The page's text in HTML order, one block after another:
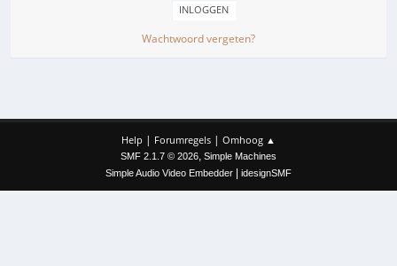
Wachtwoord vergeten?
Help | Forumregels | Omhoog ▲
SMF 2.1.7 © 2026, Simple Machines
Simple Audio Video Embedder
idesignSMF